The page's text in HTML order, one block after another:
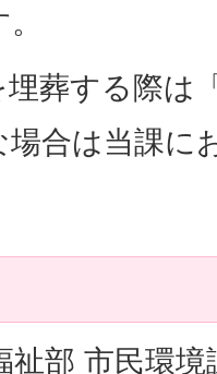
葬する際は
合は当課に
祉部 市民環